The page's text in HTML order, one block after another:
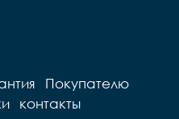
Покупателю
контакты